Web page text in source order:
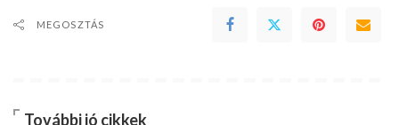
MEGOSZTÁS
További jó cikkek